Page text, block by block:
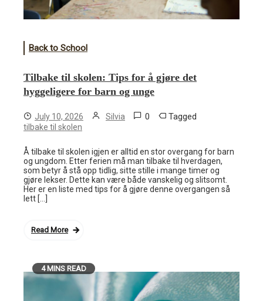
Back to School
Tilbake til skolen: Tips for å gjøre det
hyggeligere for barn og unge
July 10, 2026 Silvia 0 Tagged
tilbake til skolen
Å tilbake til skolen igjen er alltid en stor overgang for barn
og ungdom. Etter ferien må man tilbake til hverdagen,
som betyr å stå opp tidlig, sitte stille i mange timer og
gjøre lekser. Dette kan være både vanskelig og slitsomt.
Her er en liste med tips for å gjøre denne overgangen så
lett […]
Read More
4 MINS READ